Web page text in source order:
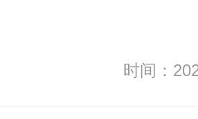
时间：